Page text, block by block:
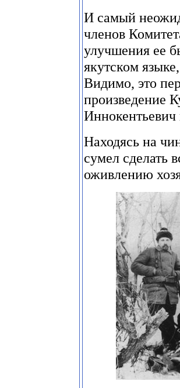
И самый
членов
улучшения ее
якутском
Видимо, это
произведение
Иннокентьевич
Находясь на
сумел сделать
оживлению